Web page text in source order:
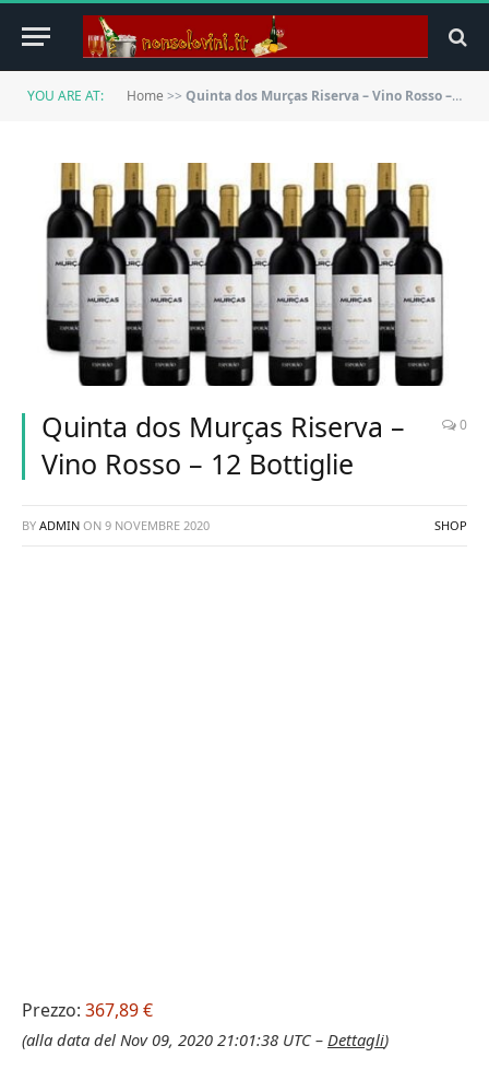
YOU ARE AT: Home >> Quinta dos Murças Riserva – Vino Rosso – 12 Bottiglie
Quinta dos Murças Riserva –
Vino Rosso – 12 Bottiglie
0
BY ADMIN ON 9 NOVEMBRE 2020 SHOP
Prezzo: 367,89 €
(alla data del Nov 09, 2020 21:01:38 UTC – Dettagli)